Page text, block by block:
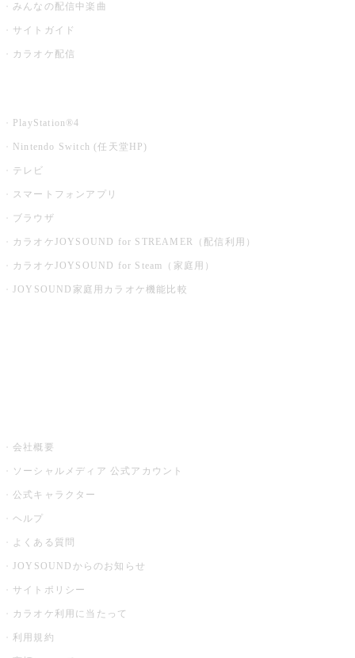
みんなの配信中楽曲
サイトガイド
カラオケ配信
PlayStation®4
Nintendo Switch (任天堂HP)
テレビ
スマートフォンアプリ
ブラウザ
カラオケJOYSOUND for STREAMER（配信利用）
カラオケJOYSOUND for Steam（家庭用）
JOYSOUND家庭用カラオケ機能比較
会社概要
ソーシャルメディア 公式アカウント
公式キャラクター
ヘルプ
よくある質問
JOYSOUNDからのお知らせ
サイトポリシー
カラオケ利用に当たって
利用規約